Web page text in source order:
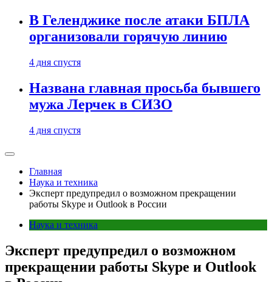
В Геленджике после атаки БПЛА
организовали горячую линию
4 дня спустя
Названа главная просьба бывшего
мужа Лерчек в СИЗО
4 дня спустя
Главная
Наука и техника
Эксперт предупредил о возможном прекращении
работы Skype и Outlook в России
Наука и техника
Эксперт предупредил о возможном
прекращении работы Skype и Outlook